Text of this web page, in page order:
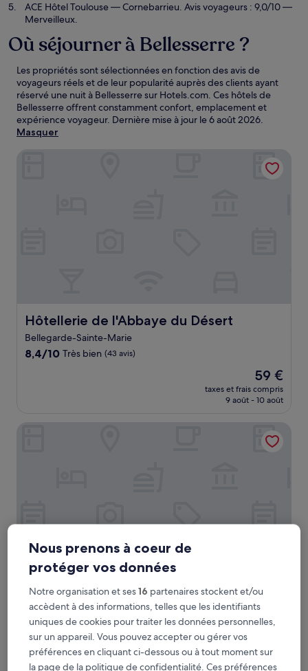
ACE Hôtel Toulouse— Cornebarrieu. Avis voyageurs : 9,0/10 —
Merveilleux.
Où séjourner à Bellesserre ?
Les propriétés sont sélectionnées en fonction des avis de
voyageurs réels et de leur popularité auprès des clients ayant
réservé une nuit à Bellesserre sur Hotels.com. Ces hôtels de
Bellesserre offrent constamment confort, emplacement et
expérience voyageur. Dernière mise à jour le6 août 2026.
Masquer
Hôtellerie de l'Abbaye du Désert
Hôtellerie de l'Abbaye du Désert
Bellegarde-Sainte-Marie
8.4
8,4/10 Très bien (43 avis)
Le
nouveau
prix
de
59 €
59 €
taxes et frais compris
9 août - 10 août
Le relais des garrigues
Le relais des garrigues
Grisolles
9.8
sur
10,
Exceptionnel,
9,8/10 Exceptionnel (6 avis)
nouveau
102 €
taxes et frais compris
Nous prenons à coeur de
protéger vos données
Notre organisation et ses16 partenaires stockent et/ou
accèdent à des informations, telles que les identifiants
uniques de cookies pour traiter les données personnelles,
sur un appareil. Vous pouvez accepter ou gérer vos
préférences en cliquant ci-dessous ou à tout moment sur
la page de la politique de confidentialité. Ces préférences